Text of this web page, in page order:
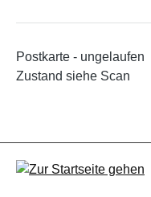
Postkarte - ungelaufen
Zustand siehe Scan